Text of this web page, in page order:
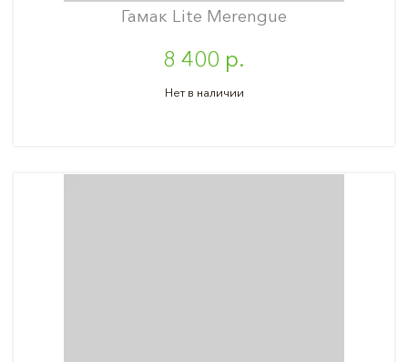
Гамак Lite Merengue
8 400 р.
Нет в наличии